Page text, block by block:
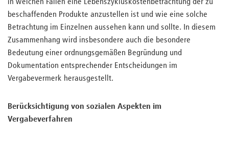
in welchen Fällen eine Lebenszykluskostenbetrachtung der zu
beschaffenden Produkte anzustellen ist und wie eine solche
Betrachtung im Einzelnen aussehen kann und sollte. In diesem
Zusammenhang wird insbesondere auch die besondere
Bedeutung einer ordnungsgemäßen Begründung und
Dokumentation entsprechender Entscheidungen im
Vergabevermerk herausgestellt.
Berücksichtigung von sozialen Aspekten im
Vergabeverfahren